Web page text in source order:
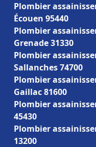
Plombier
Écouen 95440
Plombier
Grenade 31330
Plombier
Sallanches 74700
Plombier
Gaillac 81600
Plombier
45430
Plombier
13200